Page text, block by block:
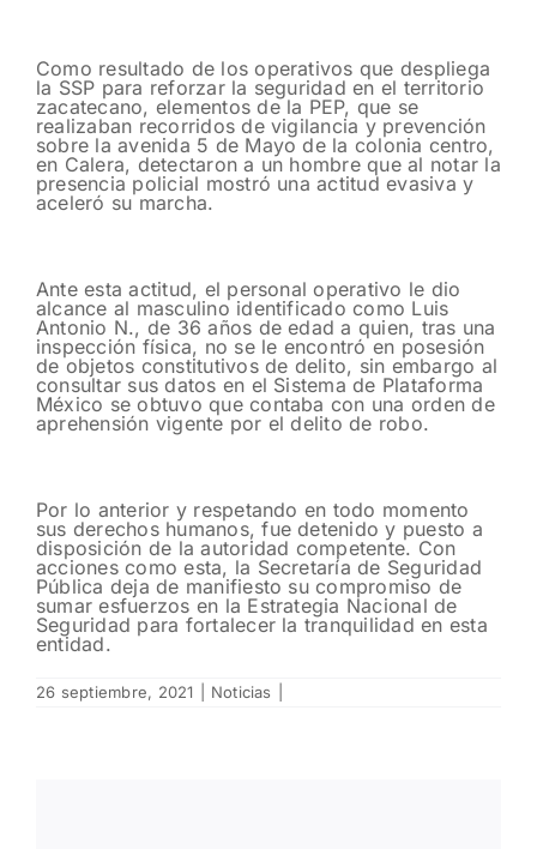
Como resultado de los operativos que despliega
la SSP para reforzar la seguridad en el territorio
zacatecano, elementos de la PEP, que se
realizaban recorridos de vigilancia y prevención
sobre la avenida 5 de Mayo de la colonia centro,
en Calera, detectaron a un hombre que al notar la
presencia policial mostró una actitud evasiva y
aceleró su marcha.
Ante esta actitud, el personal operativo le dio
alcance al masculino identificado como Luis
Antonio N., de 36 años de edad a quien, tras una
inspección física, no se le encontró en posesión
de objetos constitutivos de delito, sin embargo al
consultar sus datos en el Sistema de Plataforma
México se obtuvo que contaba con una orden de
aprehensión vigente por el delito de robo.
Por lo anterior y respetando en todo momento
sus derechos humanos, fue detenido y puesto a
disposición de la autoridad competente. Con
acciones como esta, la Secretaría de Seguridad
Pública deja de manifiesto su compromiso de
sumar esfuerzos en la Estrategia Nacional de
Seguridad para fortalecer la tranquilidad en esta
entidad.
26 septiembre, 2021 Noticias